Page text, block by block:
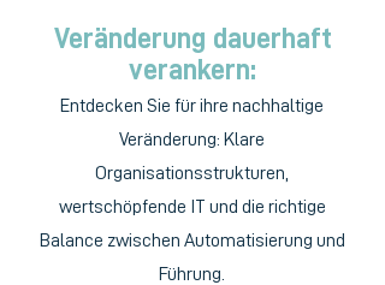
Veränderung dauerhaft
verankern:
Entdecken Sie für ihre nachhaltige
Veränderung: Klare
Organisationsstrukturen,
wertschöpfende IT und die richtige
Balance zwischen Automatisierung und
Führung.